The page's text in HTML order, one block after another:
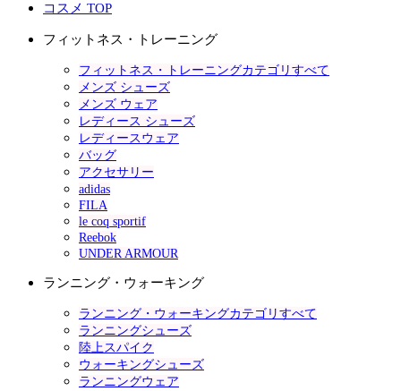
コスメ TOP
フィットネス・トレーニング
フィットネス・トレーニングカテゴリすべて
メンズ シューズ
メンズ ウェア
レディース シューズ
レディースウェア
バッグ
アクセサリー
adidas
FILA
le coq sportif
Reebok
UNDER ARMOUR
ランニング・ウォーキング
ランニング・ウォーキングカテゴリすべて
ランニングシューズ
陸上スパイク
ウォーキングシューズ
ランニングウェア